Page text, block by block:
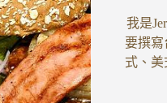
我是
要撰寫
式、